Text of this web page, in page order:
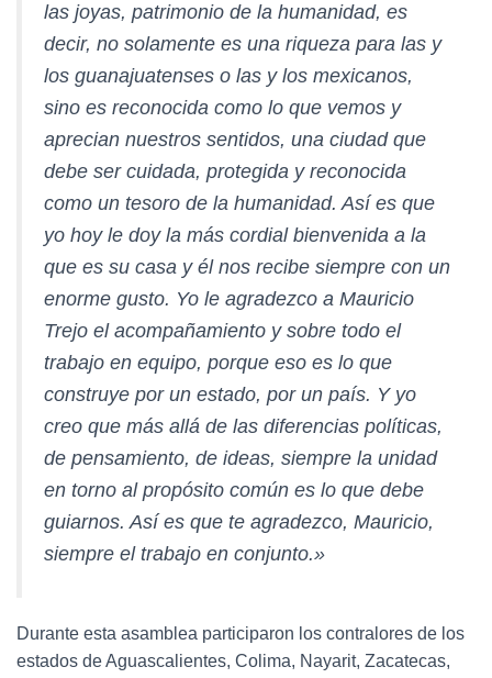
las joyas, patrimonio de la humanidad, es
decir, no solamente es una riqueza para las y
los guanajuatenses o las y los mexicanos,
sino es reconocida como lo que vemos y
aprecian nuestros sentidos, una ciudad que
debe ser cuidada, protegida y reconocida
como un tesoro de la humanidad. Así es que
yo hoy le doy la más cordial bienvenida a la
que es su casa y él nos recibe siempre con un
enorme gusto. Yo le agradezco a Mauricio
Trejo el acompañamiento y sobre todo el
trabajo en equipo, porque eso es lo que
construye por un estado, por un país. Y yo
creo que más allá de las diferencias políticas,
de pensamiento, de ideas, siempre la unidad
en torno al propósito común es lo que debe
guiarnos. Así es que te agradezco, Mauricio,
siempre el trabajo en conjunto.»
Durante esta asamblea participaron los contralores de los
estados de Aguascalientes, Colima, Nayarit, Zacatecas,